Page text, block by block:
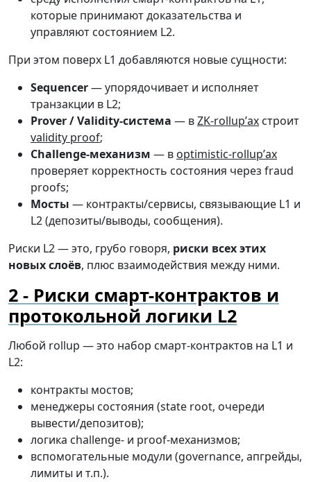
которые принимают доказательства и
управляют состоянием L2.
При этом поверх L1 добавляются новые сущности:
Sequencer— упорядочивает и исполняет
транзакции в L2;
Prover / Validity-система — вZK-rollup’ах строит
validity proof;
Challenge-механизм — в optimistic-rollup’ах
проверяет корректность состояния через fraud
proofs;
Мосты — контракты/сервисы, связывающие L1 и
L2 (депозиты/выводы, сообщения).
Риски L2 — это, грубо говоря, риски всех этих
новых слоёв, плюс взаимодействия между ними.
Риски смарт-контрактов и
протокольной логики L2
Любой rollup — это набор смарт-контрактов на L1 и
L2:
контракты мостов;
менеджеры состояния (state root, очереди
вывести/депозитов);
логика challenge- и proof-механизмов;
вспомогательные модули (governance, апгрейды,
лимиты и т.п.).